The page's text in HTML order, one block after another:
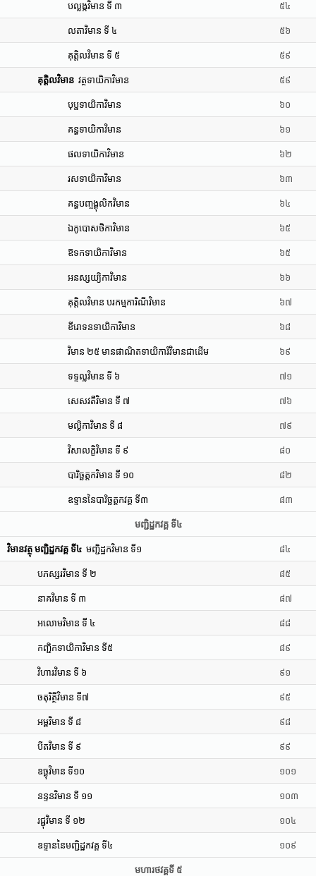
បល្លង្កវិមាន ទី ៣ ៥៤
លតាវិមាន ទី ៤ ៥៦
គុត្តិលវិមាន ទី ៥ ៥៩
គុត្តិលវិមាន វត្ថទាយិកាវិមាន ៥៩
បុប្ផទាយិកាវិមាន ៦០
គន្ធទាយិកាវិមាន ៦១
ផលទាយិកាវិមាន ៦២
រសទាយិកាវិមាន ៦៣
គន្ធបញ្ចង្គុលិកវិមាន ៦៤
ឯកូបោសថិកាវិមាន ៦៥
ឱទកទាយិកាវិមាន ៦៥
អនស្សយ្យិកាវិមាន ៦៦
គុត្តិលវិមាន បរកម្មការិណីវិមាន ៦៧
ខីរោទនទាយិកាវិមាន ៦៨
វិមាន ២៥ មានផាណិតទាយិការិវិមានជាដើម ៦៩
ទទ្ទល្លវិមាន ទី ៦ ៧១
សេសវតីវិមាន ទី ៧ ៧៦
មល្លិកាវិមាន ទី ៨ ៧៩
វិសាលក្ខិវិមាន ទី ៩ ៨០
បារិច្ឆត្តកវិមាន ទី ១០ ៨២
ឧទ្ទាននៃបារិច្ឆត្តកវគ្គ ទី៣ ៨៣
មញ្ជិដ្ឋកវគ្គ ទី៤
វិមានវត្ថុ មញ្ជិដ្ឋកវគ្គ ទី៤ មញ្ជិដ្ឋកវិមាន ទី១ ៨៤
បភស្សរវិមាន ទី ២ ៨៥
នាគវិមាន ទី ៣ ៨៧
អលោមវិមាន ទី ៤ ៨៨
កញ្ជិកទាយិកាវិមាន ទី៥ ៨៩
វិហារវិមាន ទី ៦ ៩១
ចតុរិត្ថីវិមាន ទី៧ ៩៥
អម្ពវិមាន ទី ៨ ៩៨
បីតវិមាន ទី ៩ ៩៩
ឧច្ឆុវិមាន ទី១០ ១០១
នន្ទនវិមាន ទី ១១ ១០៣
រជ្ជុវិមាន ទី ១២ ១០៤
ឧទ្ទាននៃមញ្ជិដ្ឋកវគ្គ ទី៤ ១០៩
មហារថវគ្គទី ៥